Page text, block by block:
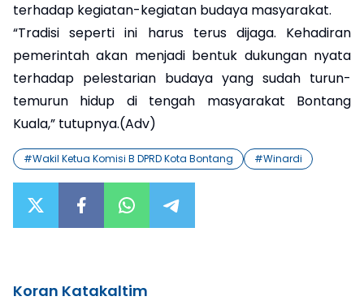
terhadap kegiatan-kegiatan budaya masyarakat.
“Tradisi seperti ini harus terus dijaga. Kehadiran
pemerintah akan menjadi bentuk dukungan nyata
terhadap pelestarian budaya yang sudah turun-
temurun hidup di tengah masyarakat Bontang
Kuala,” tutupnya.(Adv)
#Wakil Ketua Komisi B DPRD Kota Bontang #Winardi
Koran Katakaltim